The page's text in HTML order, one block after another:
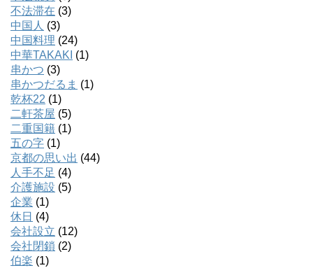
不法滞在 (3)
中国人 (3)
中国料理 (24)
中華TAKAKI (1)
串かつ (3)
串かつだるま (1)
乾杯22 (1)
二軒茶屋 (5)
二重国籍 (1)
五の字 (1)
京都の思い出 (44)
人手不足 (4)
介護施設 (5)
企業 (1)
休日 (4)
会社設立 (12)
会社閉鎖 (2)
伯楽 (1)